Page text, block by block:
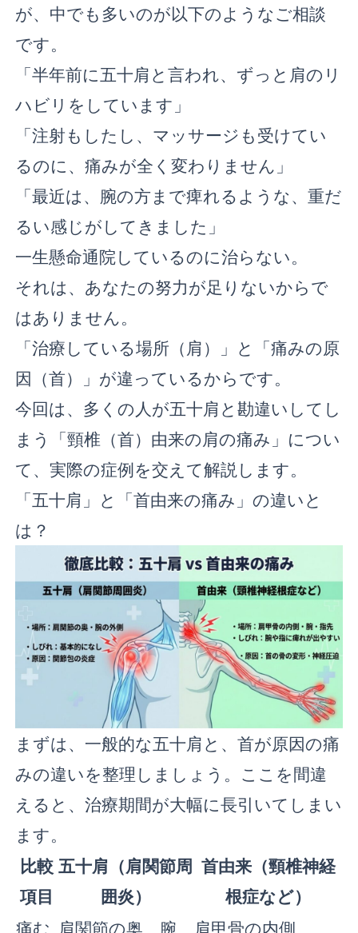
が、中でも多いのが以下のようなご相談
です。
「半年前に五十肩と言われ、ずっと肩のリ
ハビリをしています」
「注射もしたし、マッサージも受けてい
るのに、痛みが全く変わりません」
「最近は、腕の方まで痺れるような、重だ
るい感じがしてきました」
一生懸命通院しているのに治らない。
それは、あなたの努力が足りないからで
はありません。
「治療している場所（肩）」と「痛みの原
因（首）」が違っているからです。
今回は、多くの人が五十肩と勘違いしてし
まう「頸椎（首）由来の肩の痛み」につい
て、実際の症例を交えて解説します。
「五十肩」と「首由来の痛み」の違いと
は？
まずは、一般的な五十肩と、首が原因の痛
みの違いを整理しましょう。ここを間違
えると、治療期間が大幅に長引いてしまい
ます。
比較
項目
五十肩（肩関節周
囲炎）
首由来（頸椎神経
根症など）
痛む 肩関節の奥、腕 肩甲骨の内側、